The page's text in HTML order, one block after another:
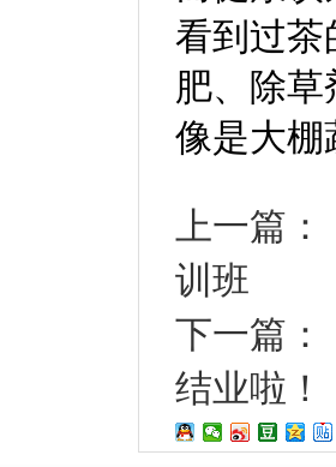
看到过茶
肥、除
像是大棚
上一篇：
训班
下一篇：
结业啦！